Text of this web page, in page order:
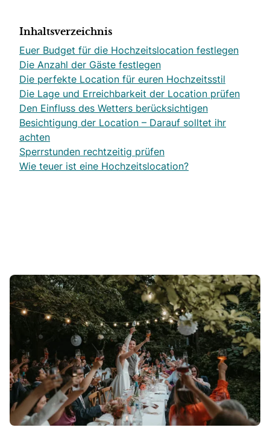
Inhaltsverzeichnis
Euer Budget für die Hochzeitslocation festlegen
Die Anzahl der Gäste festlegen
Die perfekte Location für euren Hochzeitsstil
Die Lage und Erreichbarkeit der Location prüfen
Den Einfluss des Wetters berücksichtigen
Besichtigung der Location – Darauf solltet ihr
achten
Sperrstunden rechtzeitig prüfen
Wie teuer ist eine Hochzeitslocation?